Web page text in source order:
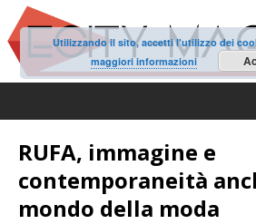
RUFA, immagine e
contemporaneità
mondo della moda
Utilizzando il sito, accetti l'utilizzo dei
maggiori informazioni